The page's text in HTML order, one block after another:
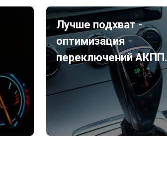
Лучше подхват -
оптимизация
переключений АКПП.